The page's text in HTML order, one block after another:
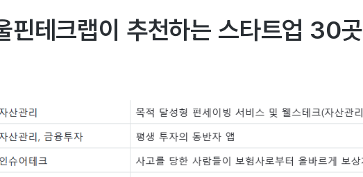
테크랩이 추천하는 스타트업 30곳